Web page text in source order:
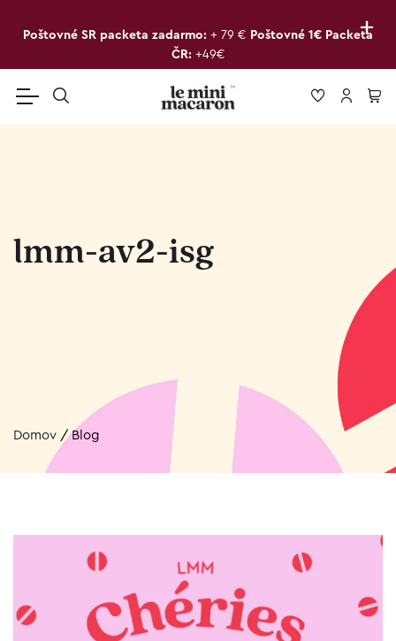
+
Poštovné SR packeta zadarmo: + 79 € Poštovné 1€ Packeta
ČR: +49€
lmm-av2-isg
Domov /Blog